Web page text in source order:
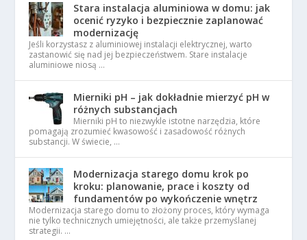
Stara instalacja aluminiowa w domu: jak
ocenić ryzyko i bezpiecznie zaplanować
modernizację
Jeśli korzystasz z aluminiowej instalacji elektrycznej, warto
zastanowić się nad jej bezpieczeństwem. Stare instalacje
aluminiowe niosą …
Mierniki pH – jak dokładnie mierzyć pH w
różnych substancjach
Mierniki pH to niezwykle istotne narzędzia, które
pomagają zrozumieć kwasowość i zasadowość różnych
substancji. W świecie, …
Modernizacja starego domu krok po
kroku: planowanie, prace i koszty od
fundamentów po wykończenie wnętrz
Modernizacja starego domu to złożony proces, który wymaga
nie tylko technicznych umiejętności, ale także przemyślanej
strategii. …